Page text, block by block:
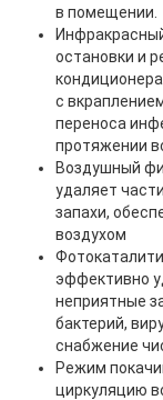
в помещении.
остановки и
с
переноса
протяжении
Воздушный
удаляет
запахи,
воздухом
эффективно
неприятные
бактерий,
снабжение
Режим
циркуляцию